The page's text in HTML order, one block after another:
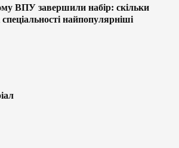
ВПУ завершили набір: скільки
найпопулярніші